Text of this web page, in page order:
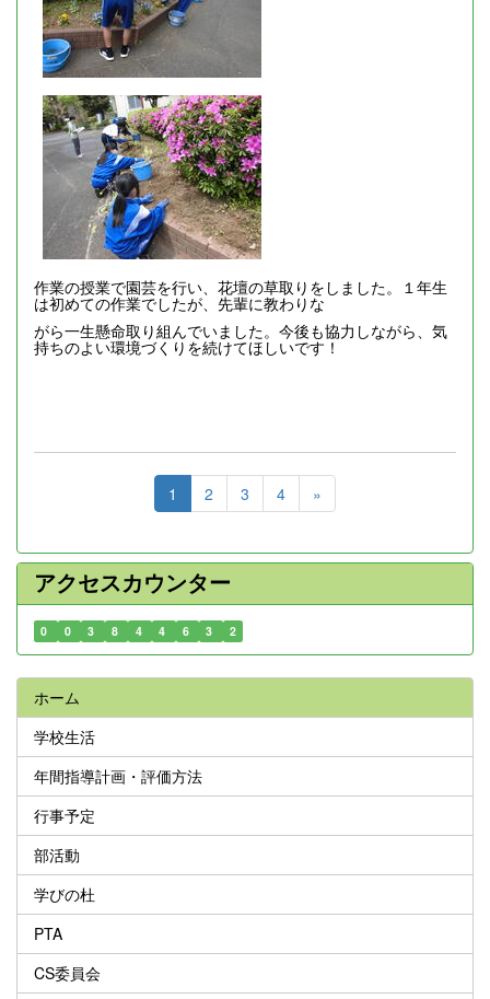
作業の授業で園芸を行い、花壇の草取りをしました。１年生
は初めての作業でしたが、先輩に教わりな
がら一生懸命取り組んでいました。今後も協力しながら、気
持ちのよい環境づくりを続けてほしいです！
1 2 3 4 »
アクセスカウンター
0 0 3 8 4 4 6 3 2
ホーム
学校生活
年間指導計画・評価方法
行事予定
部活動
学びの杜
PTA
CS委員会